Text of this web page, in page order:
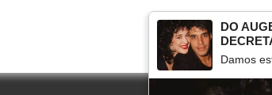
DO
Damos